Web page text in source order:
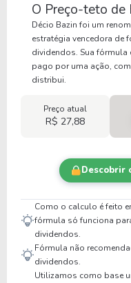
O Preço-teto de
Décio Bazin foi um
estratégia vencedora de
dividendos. Sua fórmula
pago por uma ação,
distribui.
Preço atual
R$ 27,88
Descobrir
Como o calculo é feito
fórmula só funciona
dividendos.
Fórmula não
dividendos.
Utilizamos como base